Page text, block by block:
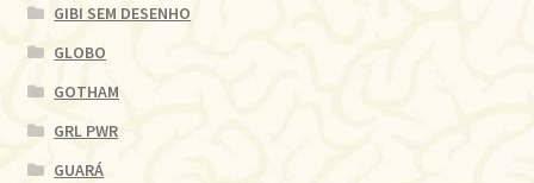
GIBI SEM DESENHO
GLOBO
GOTHAM
GRL PWR
GUARÁ